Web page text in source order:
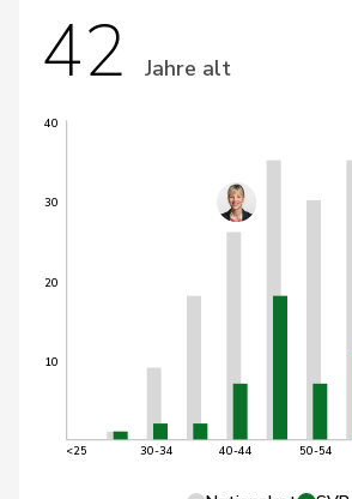
42 Jahre alt
10
20
30
40
<25 30-34 40-44 50-54